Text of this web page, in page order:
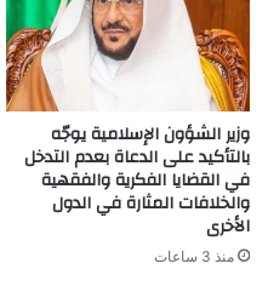
وزير الشؤون الإسلامية يوجّه
بالتأكيد على الدعاة بعدم التدخل
في القضايا الفكرية والفقهية
والخلافات المثارة في الدول
الأخرى
منذ 3 ساعات